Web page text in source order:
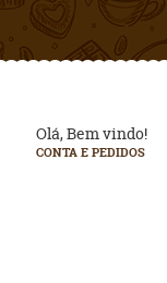
Olá, Bem vindo!
CONTA E PEDIDOS